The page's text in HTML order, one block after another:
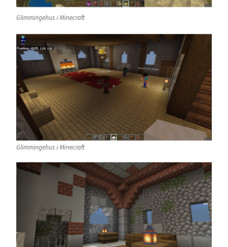
Glimmingehus i Minecraft
Glimmingehus i Minecraft